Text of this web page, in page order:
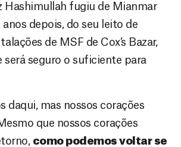
Hashimullah fugiu de Mianmar
depois, do seu leito de
de MSF de Cox’s Bazar,
será seguro o suficiente para
daqui, mas nossos corações
que nossos corações
como podemos voltar se